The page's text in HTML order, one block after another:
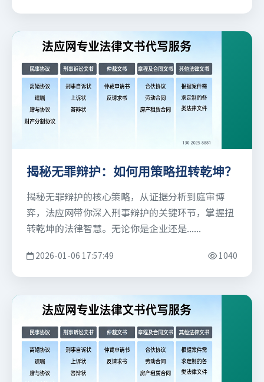
揭秘无罪辩护：如何用策略扭转乾坤？
揭秘无罪辩护的核心策略，从证据分析到庭审博
弈，法应网带你深入刑事辩护的关键环节，掌握扭
转乾坤的法律智慧。无论你是企业还是......
2026-01-06 17:57:49 1040